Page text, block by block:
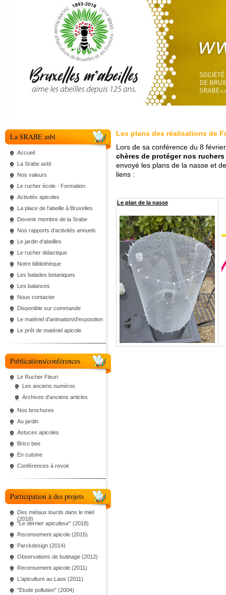
La SRABE asbl
Accueil
La Srabe asbl
Nos valeurs
Le rucher école - Formation
Activités apicoles
La place de l'abeille à Bruxelles
Devenir membre de la Srabe
Nos rapports d'activités annuels
Le jardin d'abeilles
Le rucher didactique
Notre bibliothèque
Les balades botaniques
Les balances
Nous contacter
Disponible sur commande
Le matériel d'animation/d'exposition
Le prêt de matériel apicole
Publications/conférences
Le Rucher Fleuri
Les anciens numéros
Archives d'anciens articles
Nos brochures
Au jardin
Astuces apicoles
Brico bee
En cuisine
Conférences à revoir
Participation à des projets
Des métaux lourds dans le miel
(2018)
"Le dernier apiculteur" (2018)
Recensement apicole (2015)
Parckdesign (2014)
Observations de butinage (2012)
Recensement apicole (2011)
L'apiculture au Laos (2011)
"Etude pollution" (2004)
Les plans des réalisations de
Lors de sa conférence du 8
chères de protéger nos
envoyé les plans de la nasse et
liens :
Le plan de la nasse